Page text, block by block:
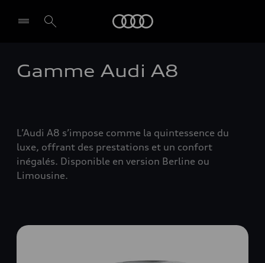
Gamme Audi A8
L’Audi A8 s’impose comme la quintessence du
luxe, offrant des prestations et un confort
inégalés. Disponible en version Berline ou
Limousine.